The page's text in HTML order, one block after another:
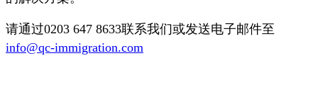
请通过0203 647 8633联系我们或发送电子邮件至
info@qc-immigration.com